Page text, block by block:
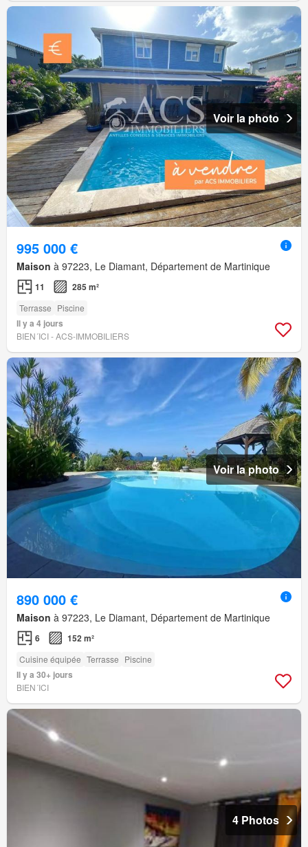
Voir la photo
995 000 €
Maison à 97223, Le Diamant, Département de Martinique
11 285 m²
Terrasse Piscine
Il y a 4 jours
BIEN´ICI - ACS-IMMOBILIERS
Voir la photo
890 000 €
Maison à 97223, Le Diamant, Département de Martinique
6 152 m²
Cuisine équipée Terrasse Piscine
Il y a 30+ jours
BIEN´ICI
4 Photos